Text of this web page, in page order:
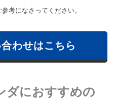
考になさってください。
わせはこちら
ダにおすすめの